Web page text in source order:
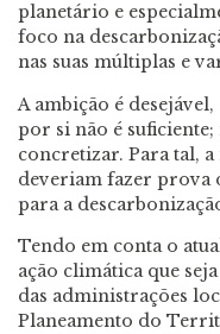
planetário e
foco na
nas suas múltiplas e
A ambição é
por si não é suficiente;
concretizar. Para tal,
deveriam fazer prova
para a
Tendo em conta o
ação climática que
das administrações
Planeamento do